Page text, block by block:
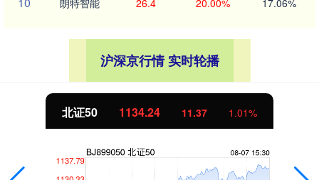
沪深京行情 实时轮播
北证50 1134.24 11.37 1.01%